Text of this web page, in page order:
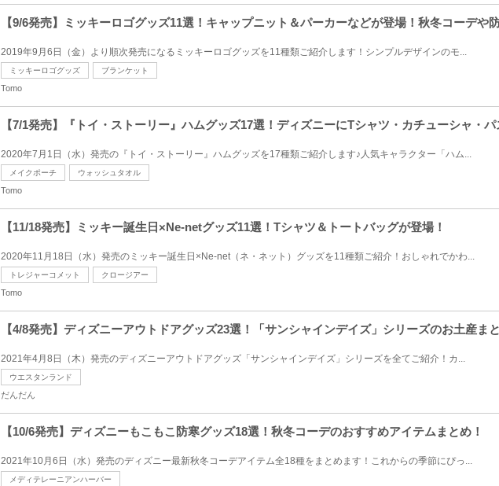
【9/6発売】ミッキーロゴグッズ11選！キャップニット＆パーカーなどが登場！秋冬コーデや
2019年9月6日（金）より順次発売になるミッキーロゴグッズを11種類ご紹介します！シンプルデザインのモ...
ミッキーロゴグッズ ブランケット
Tomo
【7/1発売】『トイ・ストーリー』ハムグッズ17選！ディズニーにTシャツ・カチューシャ・パ
2020年7月1日（水）発売の『トイ・ストーリー』ハムグッズを17種類ご紹介します♪人気キャラクター「ハム...
メイクポーチ ウォッシュタオル
Tomo
【11/18発売】ミッキー誕生日×Ne-netグッズ11選！Tシャツ＆トートバッグが登場！
2020年11月18日（水）発売のミッキー誕生日×Ne-net（ネ・ネット）グッズを11種類ご紹介！おしゃれでかわ...
トレジャーコメット クロージアー
Tomo
【4/8発売】ディズニーアウトドアグッズ23選！「サンシャインデイズ」シリーズのお土産まと
2021年4月8日（木）発売のディズニーアウトドアグッズ「サンシャインデイズ」シリーズを全てご紹介！カ...
ウエスタンランド
だんだん
【10/6発売】ディズニーもこもこ防寒グッズ18選！秋冬コーデのおすすめアイテムまとめ！
2021年10月6日（水）発売のディズニー最新秋冬コーデアイテム全18種をまとめます！これからの季節にぴっ...
メディテレーニアンハーバー